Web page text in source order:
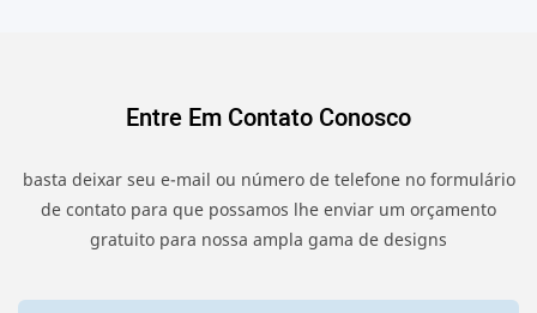
Entre Em Contato Conosco
basta deixar seu e-mail ou número de telefone no formulário
de contato para que possamos lhe enviar um orçamento
gratuito para nossa ampla gama de designs